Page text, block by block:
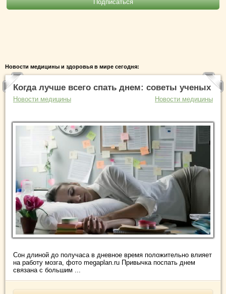
Новости медицины и здоровья в мире сегодня:
Когда лучше всего спать днем: советы ученых
Новости медицины Новости медицины
Сон длиной до получаса в дневное время положительно влияет
на работу мозга, фото megaplan.ru Привычка поспать днем
связана с большим ...